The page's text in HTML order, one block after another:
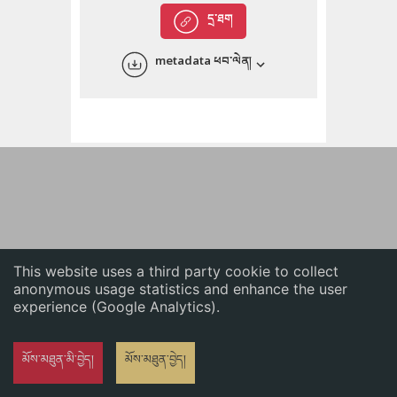
This website uses a third party cookie to collect
anonymous usage statistics and enhance the user
experience (Google Analytics).
མོས་མཐུན་མི་བྱེད། མོས་མཐུན་བྱེད།
English
དྲ་ཐག
metadata ཕབ་ལེན།